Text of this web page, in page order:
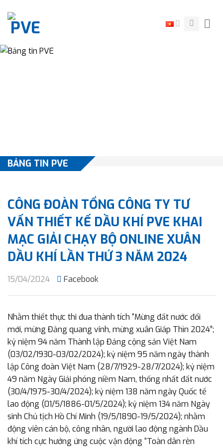
content
BẢNG TIN PVE
CÔNG ĐOÀN TỔNG CÔNG TY TƯ
VẤN THIẾT KẾ DẦU KHÍ PVE KHAI
MẠC GIẢI CHẠY BỘ ONLINE XUÂN
DẦU KHÍ LẦN THỨ 3 NĂM 2024
15/04/2024 Facebook
Nhằm thiết thực thi đua thành tích “Mừng đất nước đổi
mới, mừng Đảng quang vinh, mừng xuân Giáp Thìn 2024”;
kỷ niệm 94 năm Thành lập Đảng cộng sản Việt Nam
(03/02/1930-03/02/2024); kỷ niệm 95 năm ngày thành
lập Công đoàn Việt Nam (28/7/1929-28/7/2024); kỷ niệm
49 năm Ngày Giải phóng niềm Nam, thống nhất đất nước
(30/4/1975-30/4/2024); kỷ niệm 138 năm ngày Quốc tế
lao động (01/5/1886-01/5/2024); kỷ niệm 134 năm Ngày
sinh Chủ tịch Hồ Chí Minh (19/5/1890-19/5/2024); nhằm
động viên cán bộ, công nhân, người lao động ngành Dầu
khí tích cực hưởng ứng cuộc vận động “Toàn dân rèn